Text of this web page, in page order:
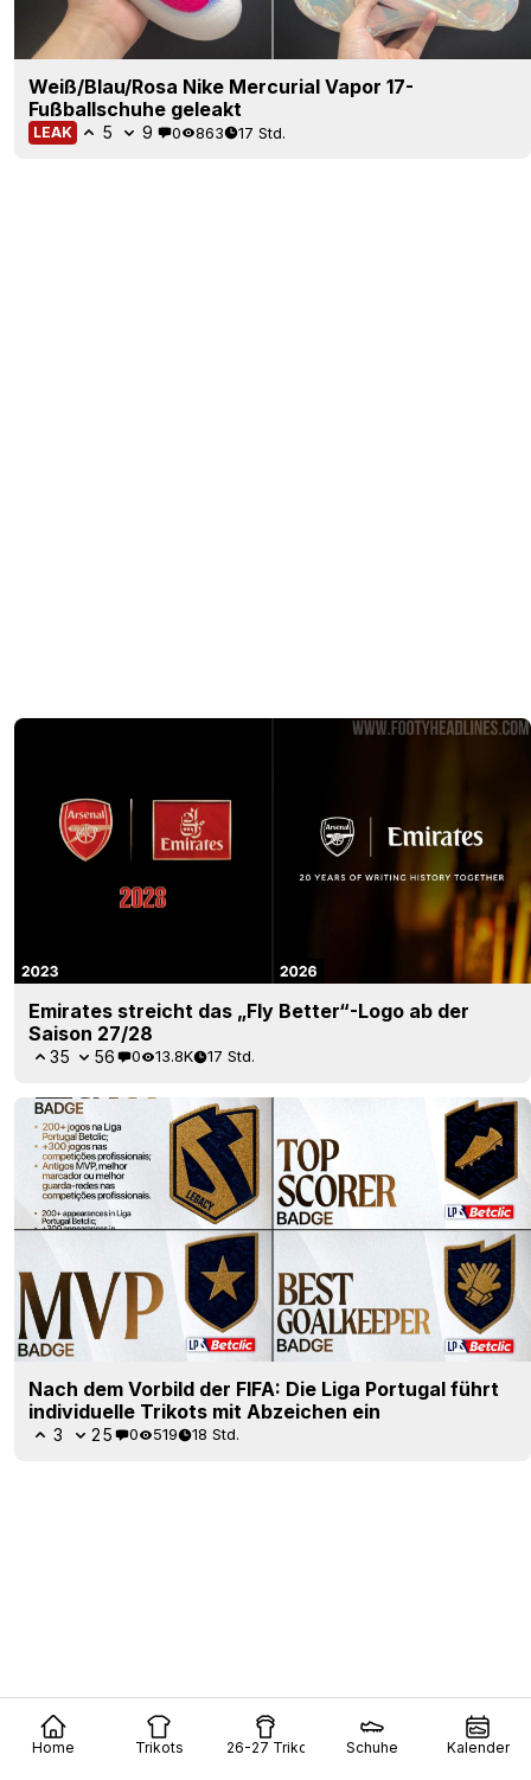
Home Trikots 26-27 Trikots Schuhe Kalender
Weiß/Blau/Rosa Nike Mercurial Vapor 17-
Fußballschuhe geleakt
LEAK 5 9 0 863 17 Std.
Emirates streicht das „Fly Better“-Logo ab der
Saison 27/28
35 56 0 13.8K 17 Std.
Nach dem Vorbild der FIFA: Die Liga Portugal führt
individuelle Trikots mit Abzeichen ein
3 25 0 519 18 Std.